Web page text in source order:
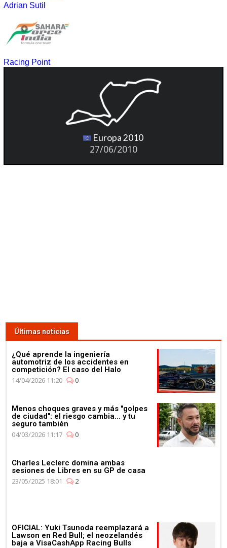
Adrian Sutil
Racing Point
Europa 2010
27/06/2010
Últimas noticias
¿Qué aprende la ingeniería
automotriz de los accidentes en
competición? El caso del Halo
14/04/2026 11:20
0
Menos choques graves y más "golpes
de ciudad": el riesgo cambia... y tu
seguro también
04/03/2026 11:17
0
Charles Leclerc domina ambas
sesiones de Libres en su GP de casa
23/05/2025 18:01
2
OFICIAL: Yuki Tsunoda reemplazará a
Lawson en Red Bull; el neozelandés
baja a VisaCashApp Racing Bulls